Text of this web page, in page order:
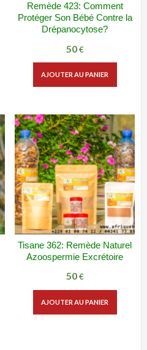
VUE RAPIDE
ADD WISHLIST
Remède 423: Comment
Protéger Son Bébé Contre la
Drépanocytose?
50€
AJOUTER AU PANIER
VUE RAPIDE
ADD WISHLIST
Tisane 362: Remède Naturel
Azoospermie Excrétoire
50€
AJOUTER AU PANIER